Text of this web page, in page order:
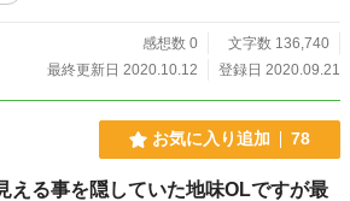
感想数 0
文字数 136,740
最終更新日 2020.10.12
登録日 2020.09.21
お気に入り追加 78
える事を隠していた地味OLですが最